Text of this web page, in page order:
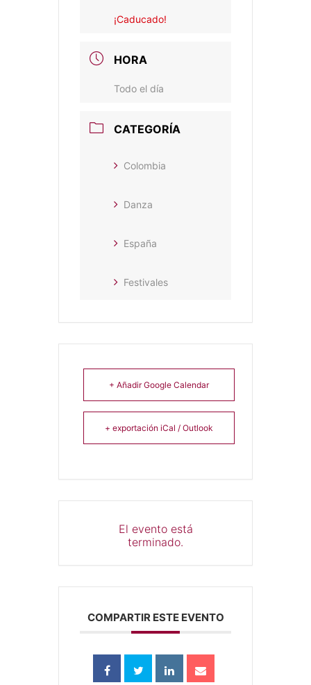
¡Caducado!
HORA
Todo el día
CATEGORÍA
Colombia
Danza
España
Festivales
+ Añadir Google Calendar
+ exportación iCal / Outlook
El evento está
terminado.
COMPARTIR ESTE EVENTO